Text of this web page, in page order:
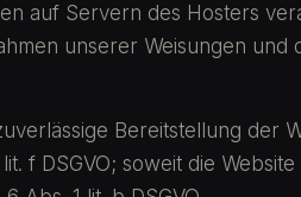
auf Servern des Hosters
unserer Weisungen und
Bereitstellung der
f DSGVO; soweit die